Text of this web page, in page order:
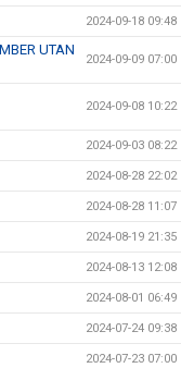
2024-09-18 09:48
UTAN
2024-09-09 07:00
2024-09-08 10:22
2024-09-03 08:22
2024-08-28 22:02
2024-08-28 11:07
2024-08-19 21:35
2024-08-13 12:08
2024-08-01 06:49
2024-07-24 09:38
2024-07-23 07:00